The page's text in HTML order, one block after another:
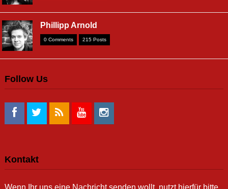
Phillipp Arnold
0 Comments 215 Posts
Follow Us
Kontakt